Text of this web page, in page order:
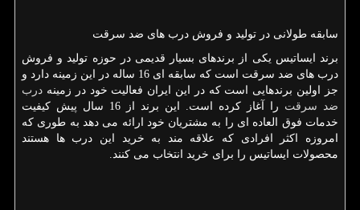
سابقه طولانی در تولید و فروش درب های ضد سرقت
برند ایساتیس یکی از برندهای بسیار قدیمی در حوزه تولید و فروش
درب های ضد سرقت است که سابقه ای 16 ساله در این زمینه دارد و
جز اولین برندهایی است که در این ایران فعالیت خود در زمینه درب
ضد سرقت
را آغاز کرده است. این برند از 16 سال پیش کیفیت
خدمات فوق العاده ای را به مشتریان خود ارائه می دهد به طوری که
امروزه اکثر افرادی که علاقه مند به خرید این درب ها هستند
محصولات ایساتیس را برای خرید انتخاب می کنند.